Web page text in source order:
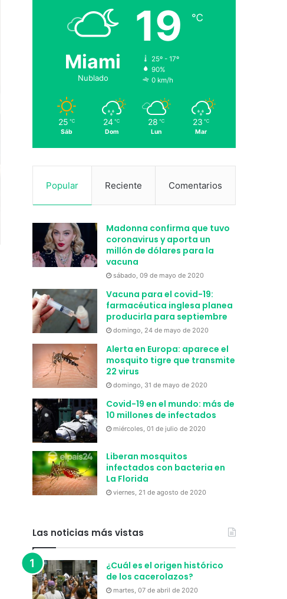
Miami
Nublado
19 ℃
25º - 17º
90%
0 km/h
25 ℃
Sáb
24 ℃
Dom
28 ℃
Lun
23 ℃
Mar
Popular Reciente Comentarios
Madonna confirma que tuvo
coronavirus y aporta un
millón de dólares para la
vacuna
sábado, 09 de mayo de 2020
Vacuna para el covid-19:
farmacéutica inglesa planea
producirla para septiembre
domingo, 24 de mayo de 2020
Alerta en Europa: aparece el
mosquito tigre que transmite
22 virus
domingo, 31 de mayo de 2020
Covid-19 en el mundo: más de
10 millones de infectados
miércoles, 01 de julio de 2020
Liberan mosquitos
infectados con bacteria en
La Florida
viernes, 21 de agosto de 2020
Las noticias más vistas
¿Cuál es el origen histórico
de los cacerolazos?
martes, 07 de abril de 2020